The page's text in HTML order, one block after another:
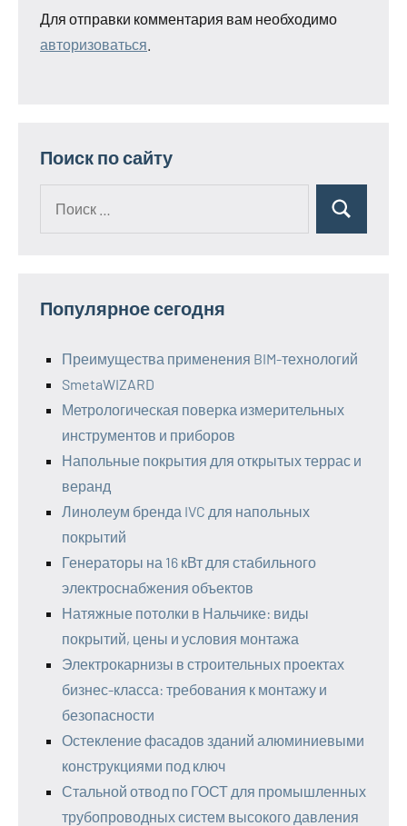
Для отправки комментария вам необходимо
авторизоваться
Поиск по сайту
Поиск
Популярное сегодня
Преимущества применения BIM-технологий
SmetaWIZARD
Метрологическая поверка измерительных
инструментов и приборов
Напольные покрытия для открытых террас и
веранд
Линолеум бренда IVC для напольных
покрытий
Генераторы на 16 кВт для стабильного
электроснабжения объектов
Натяжные потолки в Нальчике: виды
покрытий, цены и условия монтажа
Электрокарнизы в строительных проектах
бизнес-класса: требования к монтажу и
безопасности
Остекление фасадов зданий алюминиевыми
конструкциями под ключ
Стальной отвод по ГОСТ для промышленных
трубопроводных систем высокого давления